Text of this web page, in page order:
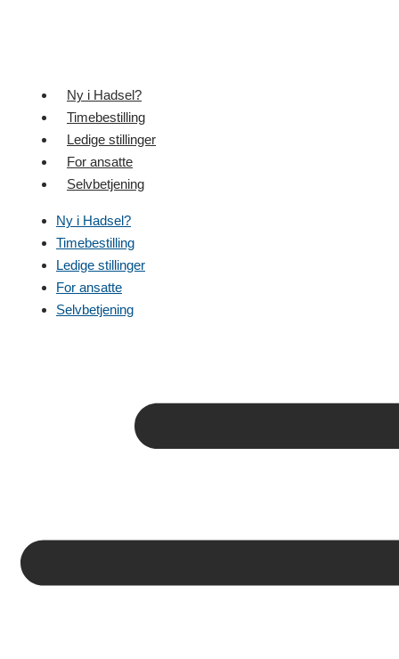
Ny i Hadsel?
Timebestilling
Ledige stillinger
For ansatte
Selvbetjening
Ny i Hadsel?
Timebestilling
Ledige stillinger
For ansatte
Selvbetjening